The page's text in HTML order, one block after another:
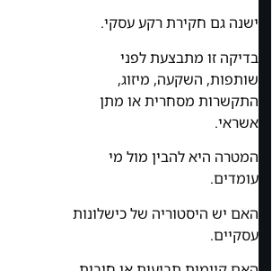
ישנה גם חקירת רקע עסקי.
בדיקה זו מתבצעת לפני
שותפות, השקעה, מיזוג,
התקשרות מסחרית או מתן
אשראי.
המטרה היא להבין מול מי
עומדים.
האם יש היסטוריה של כישלונות
עסקיים.